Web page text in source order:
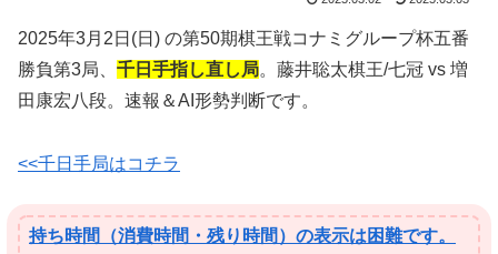
2025年3月2日(日) の第50期棋王戦コナミグループ杯五番
勝負第3局、 千日手指し直し局。藤井聡太棋王/七冠 vs 増
田康宏八段。速報＆AI形勢判断です。
<<千日手局はコチラ
持ち時間（消費時間・残り時間）の表示は困難です。